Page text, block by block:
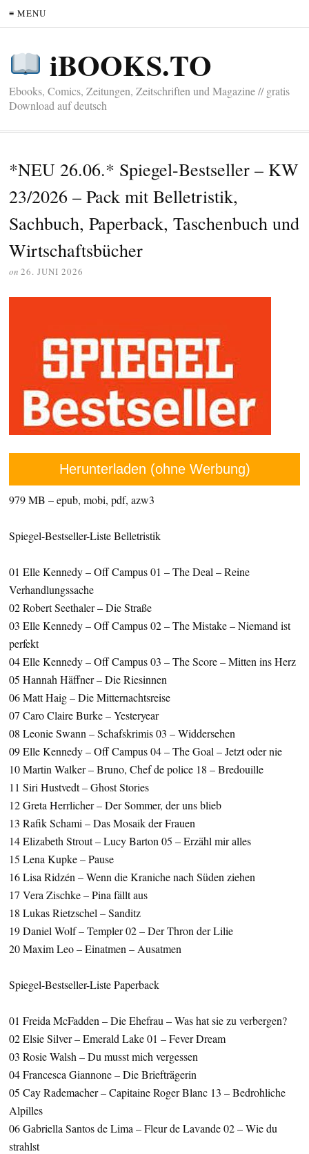
≡ MENU
iBOOKS.TO
Ebooks, Comics, Zeitungen, Zeitschriften und Magazine // gratis
Download auf deutsch
*NEU 26.06.* Spiegel-Bestseller – KW
23/2026 – Pack mit Belletristik,
Sachbuch, Paperback, Taschenbuch und
Wirtschaftsbücher
on 26. JUNI 2026
Herunterladen (ohne Werbung)
979 MB – epub, mobi, pdf, azw3
Spiegel-Bestseller-Liste Belletristik
01 Elle Kennedy – Off Campus 01 – The Deal – Reine
Verhandlungssache
02 Robert Seethaler – Die Straße
03 Elle Kennedy – Off Campus 02 – The Mistake – Niemand ist
perfekt
04 Elle Kennedy – Off Campus 03 – The Score – Mitten ins Herz
05 Hannah Häffner – Die Riesinnen
06 Matt Haig – Die Mitternachtsreise
07 Caro Claire Burke – Yesteryear
08 Leonie Swann – Schafskrimis 03 – Widdersehen
09 Elle Kennedy – Off Campus 04 – The Goal – Jetzt oder nie
10 Martin Walker – Bruno, Chef de police 18 – Bredouille
11 Siri Hustvedt – Ghost Stories
12 Greta Herrlicher – Der Sommer, der uns blieb
13 Rafik Schami – Das Mosaik der Frauen
14 Elizabeth Strout – Lucy Barton 05 – Erzähl mir alles
15 Lena Kupke – Pause
16 Lisa Ridzén – Wenn die Kraniche nach Süden ziehen
17 Vera Zischke – Pina fällt aus
18 Lukas Rietzschel – Sanditz
19 Daniel Wolf – Templer 02 – Der Thron der Lilie
20 Maxim Leo – Einatmen – Ausatmen
Spiegel-Bestseller-Liste Paperback
01 Freida McFadden – Die Ehefrau – Was hat sie zu verbergen?
02 Elsie Silver – Emerald Lake 01 – Fever Dream
03 Rosie Walsh – Du musst mich vergessen
04 Francesca Giannone – Die Briefträgerin
05 Cay Rademacher – Capitaine Roger Blanc 13 – Bedrohliche
Alpilles
06 Gabriella Santos de Lima – Fleur de Lavande 02 – Wie du
strahlst